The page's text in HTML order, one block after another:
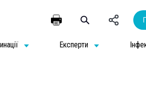
Експерти